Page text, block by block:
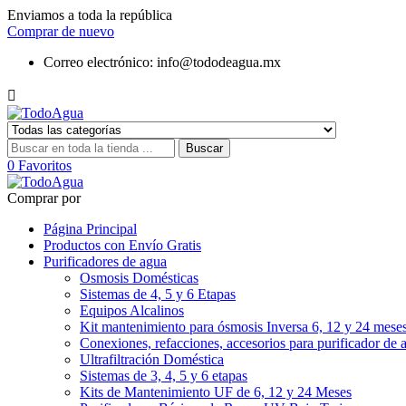
Enviamos a toda la república
Comprar de nuevo
Correo electrónico: info@tododeagua.mx

Buscar
0 Favoritos
Comprar por
Página Principal
Productos con Envío Gratis
Purificadores de agua
Osmosis Domésticas
Sistemas de 4, 5 y 6 Etapas
Equipos Alcalinos
Kit mantenimiento para ósmosis Inversa 6, 12 y 24
Conexiones, refacciones, accesorios para purificador de
Ultrafiltración Doméstica
Sistemas de 3, 4, 5 y 6 etapas
Kits de Mantenimiento UF de 6, 12 y 24 Meses